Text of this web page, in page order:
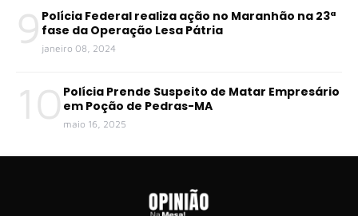
9 Polícia Federal realiza ação no Maranhão na 23ª
fase da Operação Lesa Pátria
janeiro 08, 2024
10 Polícia Prende Suspeito de Matar Empresário
em Poção de Pedras-MA
maio 16, 2025